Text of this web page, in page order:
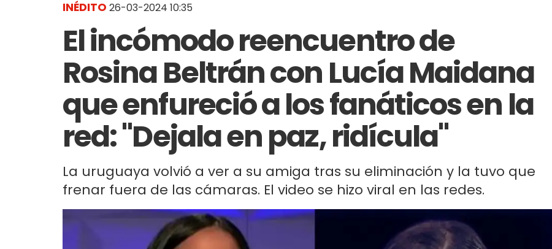
INÉDITO 26-03-2024 10:35
El incómodo reencuentro de
Rosina Beltrán con Lucía Maidana
que enfureció a los fanáticos en la
red: "Dejala en paz, ridícula"
La uruguaya volvió a ver a su amiga tras su eliminación y la tuvo que
frenar fuera de las cámaras. El video se hizo viral en las redes.